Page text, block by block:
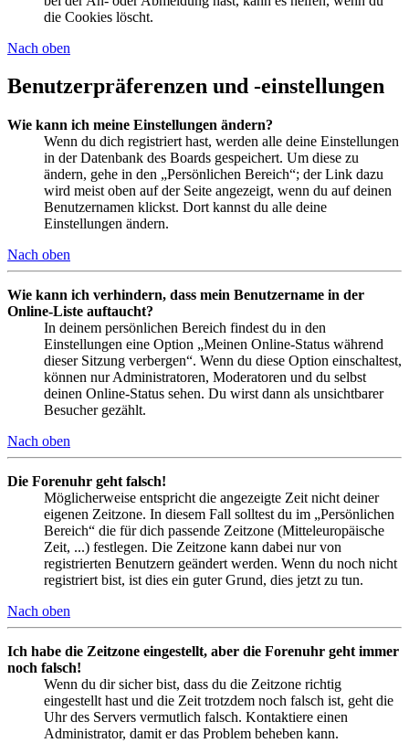
die Cookies löscht.
Nach oben
Benutzerpräferenzen und -einstellungen
Wie kann ich meine Einstellungen ändern?
Wenn du dich registriert hast, werden alle deine Einstellungen
in der Datenbank des Boards gespeichert. Um diese zu
ändern, gehe in den „Persönlichen Bereich“; der Link dazu
wird meist oben auf der Seite angezeigt, wenn du auf deinen
Benutzernamen klickst. Dort kannst du alle deine
Einstellungen ändern.
Nach oben
Wie kann ich verhindern, dass mein Benutzername in der
Online-Liste auftaucht?
In deinem persönlichen Bereich findest du in den
Einstellungen eine Option „Meinen Online-Status während
dieser Sitzung verbergen“. Wenn du diese Option einschaltest,
können nur Administratoren, Moderatoren und du selbst
deinen Online-Status sehen. Du wirst dann als unsichtbarer
Besucher gezählt.
Nach oben
Die Forenuhr geht falsch!
Möglicherweise entspricht die angezeigte Zeit nicht deiner
eigenen Zeitzone. In diesem Fall solltest du im „Persönlichen
Bereich“ die für dich passende Zeitzone (Mitteleuropäische
Zeit, ...) festlegen. Die Zeitzone kann dabei nur von
registrierten Benutzern geändert werden. Wenn du noch nicht
registriert bist, ist dies ein guter Grund, dies jetzt zu tun.
Nach oben
Ich habe die Zeitzone eingestellt, aber die Forenuhr geht immer
noch falsch!
Wenn du dir sicher bist, dass du die Zeitzone richtig
eingestellt hast und die Zeit trotzdem noch falsch ist, geht die
Uhr des Servers vermutlich falsch. Kontaktiere einen
Administrator, damit er das Problem beheben kann.